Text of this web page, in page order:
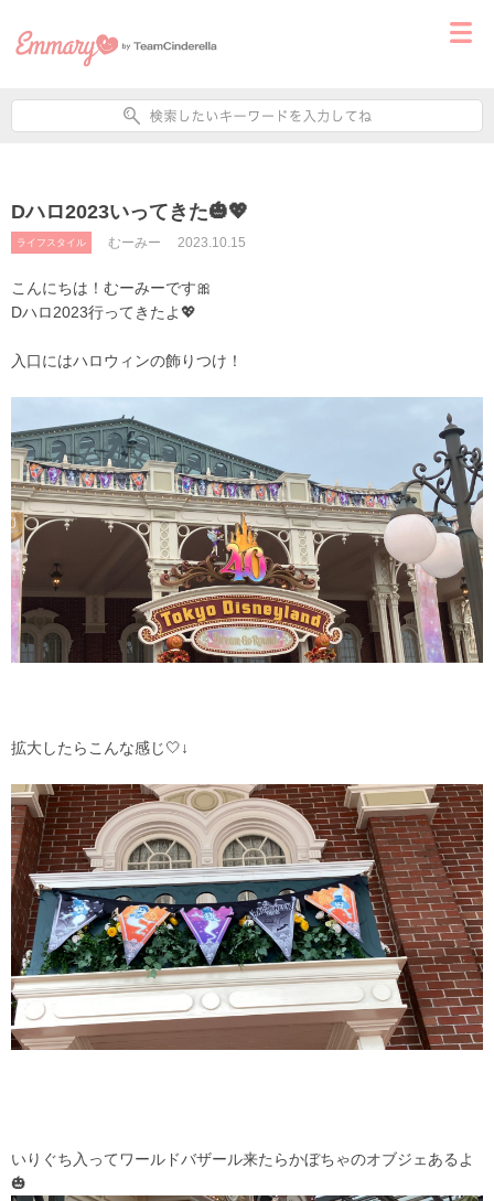
Dハロ2023いってきた🎃💖
ライフスタイル むーみー 2023.10.15
こんにちは！むーみーです🎀
Dハロ2023行ってきたよ💖
入口にはハロウィンの飾りつけ！
拡大したらこんな感じ🤍↓
いりぐち入ってワールドバザール来たらかぼちゃのオブジェあるよ
🎃